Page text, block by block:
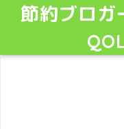
節約ブロガ